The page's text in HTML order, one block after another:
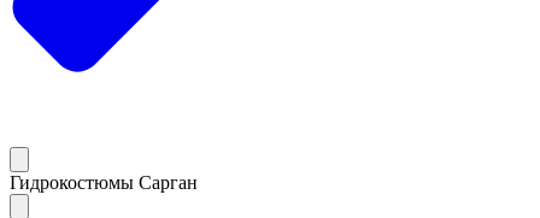
Гидрокостюмы Сарган